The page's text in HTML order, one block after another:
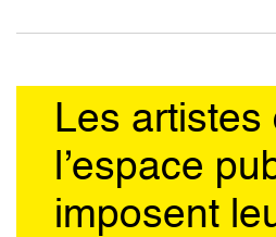
Les artistes
l’espace
imposent